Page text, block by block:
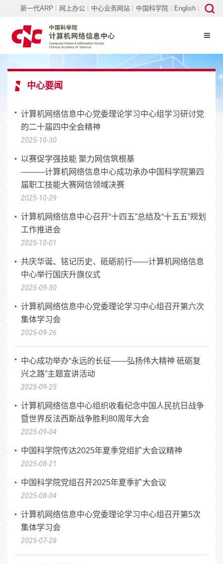
新一代ARP 网上办公 中心业务网站 中国科学院 English
中心要闻
计算机网络信息中心党委理论学习中心组学习研讨党
的二十届四中全会精神
2025-10-30
以赛促学强技能 聚力网信筑根基
———计算机网络信息中心成功承办中国科学院第四
届职工技能大赛网信领域决赛
2025-10-29
计算机网络信息中心召开“十四五”总结及“十五五”规划
工作推进会
2025-10-01
共庆华诞、铭记历史、砥砺前行——计算机网络信息
中心举行国庆升旗仪式
2025-09-30
计算机网络信息中心党委理论学习中心组召开第六次
集体学习会
2025-09-26
中心成功举办“永远的长征——弘扬伟大精神 砥砺复
兴之路”主题宣讲活动
2025-09-25
计算机网络信息中心组织收看纪念中国人民抗日战争
暨世界反法西斯战争胜利80周年大会
2025-09-04
中国科学院传达2025年夏季党组扩大会议精神
2025-08-21
中国科学院党组召开2025年夏季扩大会议
2025-08-04
计算机网络信息中心党委理论学习中心组召开第5次
集体学习会
2025-07-28